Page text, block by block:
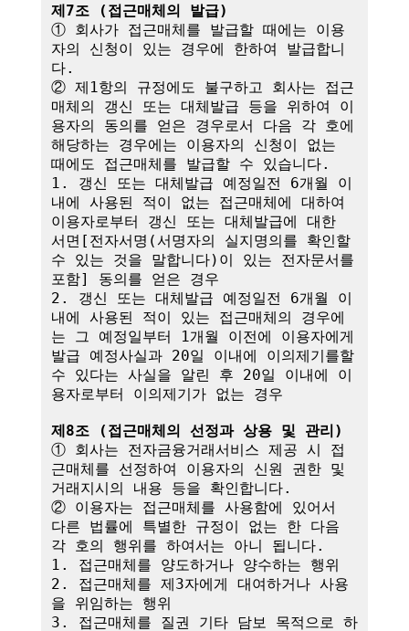
제7조 (접근매체의 발급)
① 회사가 접근매체를 발급할 때에는 이용
자의 신청이 있는 경우에 한하여 발급합니
다.
② 제1항의 규정에도 불구하고 회사는 접근
매체의 갱신 또는 대체발급 등을 위하여 이
용자의 동의를 얻은 경우로서 다음 각 호에
해당하는 경우에는 이용자의 신청이 없는
때에도 접근매체를 발급할 수 있습니다.
1. 갱신 또는 대체발급 예정일전 6개월 이
내에 사용된 적이 없는 접근매체에 대하여
이용자로부터 갱신 또는 대체발급에 대한
서면[전자서명(서명자의 실지명의를 확인할
수 있는 것을 말합니다)이 있는 전자문서를
포함] 동의를 얻은 경우
2. 갱신 또는 대체발급 예정일전 6개월 이
내에 사용된 적이 있는 접근매체의 경우에
는 그 예정일부터 1개월 이전에 이용자에게
발급 예정사실과 20일 이내에 이의제기를할
수 있다는 사실을 알린 후 20일 이내에 이
용자로부터 이의제기가 없는 경우
제8조 (접근매체의 선정과 상용 및 관리)
① 회사는 전자금융거래서비스 제공 시 접
근매체를 선정하여 이용자의 신원 권한 및
거래지시의 내용 등을 확인합니다.
② 이용자는 접근매체를 사용함에 있어서
다른 법률에 특별한 규정이 없는 한 다음
각 호의 행위를 하여서는 아니 됩니다.
1. 접근매체를 양도하거나 양수하는 행위
2. 접근매체를 제3자에게 대여하거나 사용
을 위임하는 행위
3. 접근매체를 질권 기타 담보 목적으로 하